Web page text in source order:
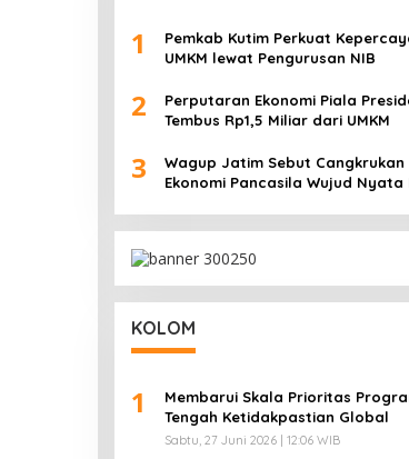
1
Pemkab Kutim Perkuat
UMKM lewat Pengurusan NIB
2
Perputaran Ekonomi Piala
Tembus Rp1,5 Miliar dari UMKM
3
Wagup Jatim Sebut Cangkrukan
Ekonomi Pancasila Wujud Nyata
KOLOM
1
Membarui Skala Prioritas
Tengah Ketidakpastian Global
Sabtu, 27 Juni 2026 | 12:06 WIB